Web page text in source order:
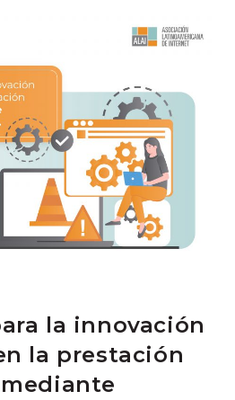
la innovación
la prestación